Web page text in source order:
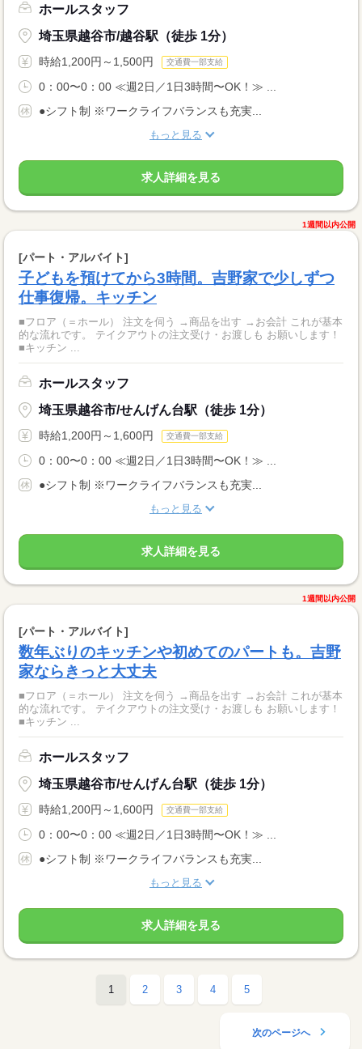
ホールスタッフ
埼玉県越谷市/越谷駅（徒歩 1分）
時給1,200円～1,500円 交通費一部支給
0：00〜0：00 ≪週2日／1日3時間〜OK！≫ ...
●シフト制 ※ワークライフバランスも充実...
もっと見る
求人詳細を見る
1週間以内公開
[パート・アルバイト]
子どもを預けてから3時間。吉野家で少しずつ
仕事復帰。キッチン
■フロア（＝ホール） 注文を伺う →商品を出す →お会計 これが基本
的な流れです。 テイクアウトの注文受け・お渡しも お願いします！
■キッチン ...
ホールスタッフ
埼玉県越谷市/せんげん台駅（徒歩 1分）
時給1,200円～1,600円 交通費一部支給
0：00〜0：00 ≪週2日／1日3時間〜OK！≫ ...
●シフト制 ※ワークライフバランスも充実...
もっと見る
求人詳細を見る
1週間以内公開
[パート・アルバイト]
数年ぶりのキッチンや初めてのパートも。吉野
家ならきっと大丈夫
■フロア（＝ホール） 注文を伺う →商品を出す →お会計 これが基本
的な流れです。 テイクアウトの注文受け・お渡しも お願いします！
■キッチン ...
ホールスタッフ
埼玉県越谷市/せんげん台駅（徒歩 1分）
時給1,200円～1,600円 交通費一部支給
0：00〜0：00 ≪週2日／1日3時間〜OK！≫ ...
●シフト制 ※ワークライフバランスも充実...
もっと見る
求人詳細を見る
1 2 3 4 5
次のページへ